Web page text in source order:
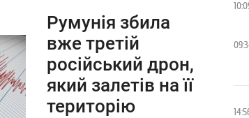
Румунія збила
вже третій
російський дрон,
який залетів на її
територію